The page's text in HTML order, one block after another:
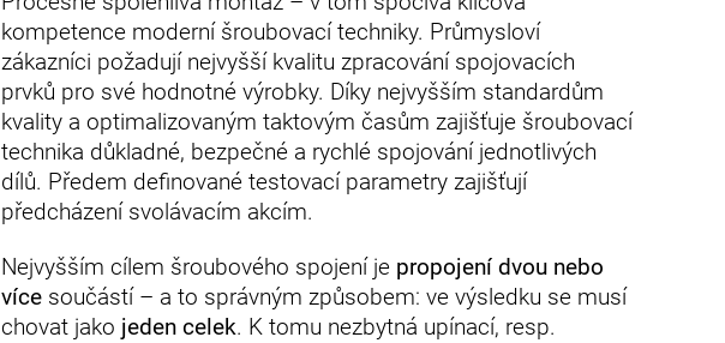
kompetence moderní šroubovací techniky. Průmysloví
zákazníci požadují nejvyšší kvalitu zpracování spojovacích
prvků pro své hodnotné výrobky. Díky nejvyšším standardům
kvality a optimalizovaným taktovým časům zajišťuje šroubovací
technika důkladné, bezpečné a rychlé spojování jednotlivých
dílů. Předem definované testovací parametry zajišťují
předcházení svolávacím akcím.
Nejvyšším cílem šroubového spojení je propojení dvou nebo
vícesoučástí – a to správným způsobem: ve výsledku se musí
chovat jako jeden celek. K tomu nezbytná upínací, resp.